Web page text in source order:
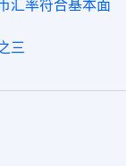
汇率符合基本面
三